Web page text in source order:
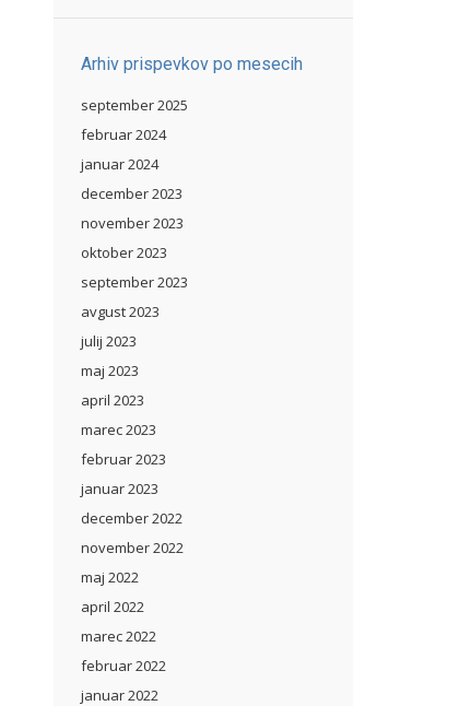
Arhiv prispevkov po mesecih
september 2025
februar 2024
januar 2024
december 2023
november 2023
oktober 2023
september 2023
avgust 2023
julij 2023
maj 2023
april 2023
marec 2023
februar 2023
januar 2023
december 2022
november 2022
maj 2022
april 2022
marec 2022
februar 2022
januar 2022